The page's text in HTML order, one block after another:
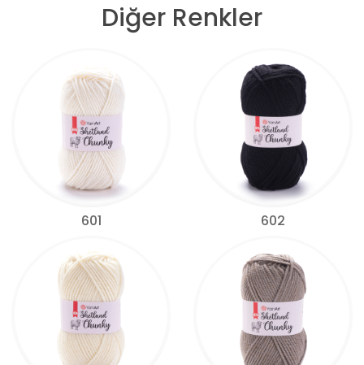
Diğer Renkler
601 602